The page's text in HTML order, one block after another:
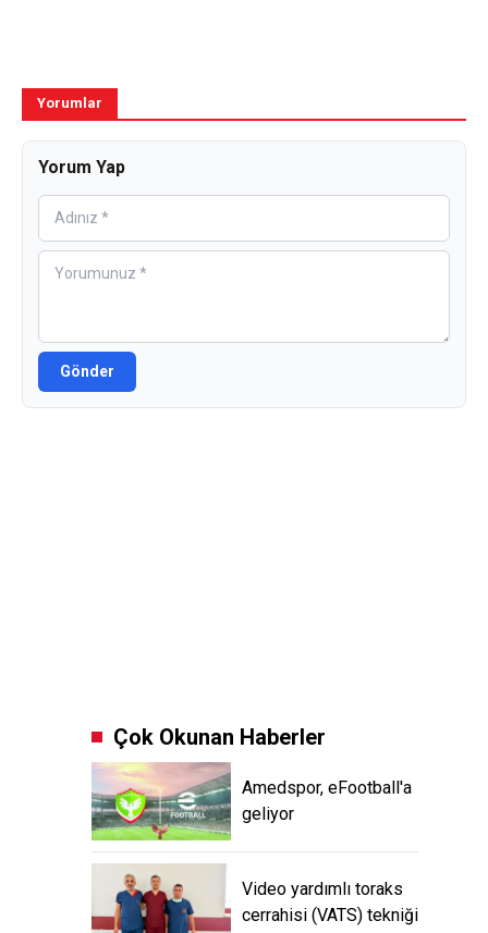
Yorumlar
Yorum Yap
Gönder
Çok Okunan Haberler
Amedspor, eFootball'a
geliyor
Video yardımlı toraks
cerrahisi (VATS) tekniği